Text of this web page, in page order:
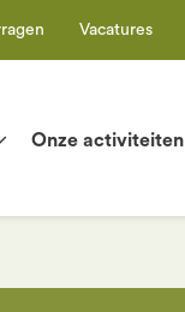
Onze activiteiten
Vacatures